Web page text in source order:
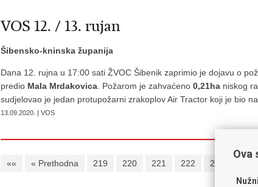
VOS 12. / 13. rujan
Šibensko-kninska županija
Dana 12. rujna u 17:00 sati ŽVOC Šibenik zaprimio je dojavu o
predio Mala Mrdakovica . Požarom je zahvaćeno 0,21ha niskog
sudjelovao je jedan protupožarni zrakoplov Air Tractor koji je bio
13.09.2020. | VOS
«« « Prethodna 219 220 221 222 223
Ova
Nužni